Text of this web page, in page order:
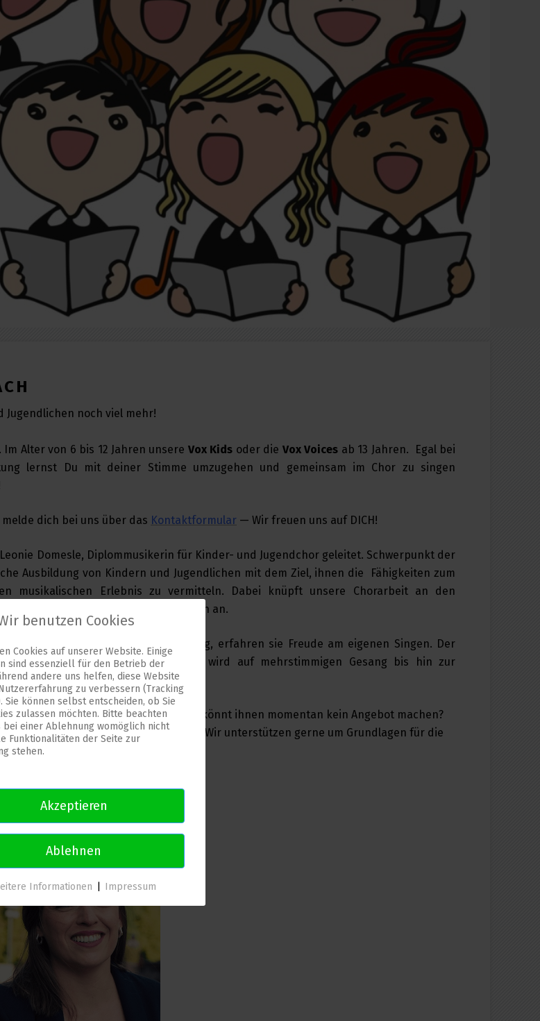
noch viel mehr!
Alter von 6 bis 12 Jahren unsere Vox Kids oder die Vox Voices ab 13 Jahren.
Egal bei
lernst Du
mit deiner Stimme umzugehen und gemeinsam im Chor zu singen
melde dich bei uns über das Kontaktformular — Wir freuen uns auf DICH!
Domesle, Diplommusikerin für Kinder- und Jugendchor geleitet. Schwerpunkt der
Ausbildung von Kindern und Jugendlichen mit dem Ziel, ihnen die Fähigkeiten zum
musikalischen Erlebnis zu vermitteln. Dabei knüpft unsere Chorarbeit an den
und weiterführenden Schulen an.
und deren erlebnishaften Umsetzung, erfahren sie Freude am eigenen Singen. Der
Verständnis. Großer Wert wird auf mehrstimmigen Gesang bis hin zur
sich fürs Singen interessieren und könnt ihnen momentan kein Angebot machen?
nicht wegnehmen oder abwerben. Wir unterstützen gerne um Grundlagen für die
Dozentin und Chorleitung
benutzen Cookies
Cookies auf unserer Website. Einige
sind essenziell für den Betrieb der
andere uns helfen, diese Website
zu verbessern (Tracking
Sie können selbst entscheiden, ob Sie
zulassen möchten. Bitte beachten
bei einer Ablehnung womöglich nicht
Funktionalitäten der Seite zur
stehen.
Akzeptieren
Ablehnen
Informationen Impressum